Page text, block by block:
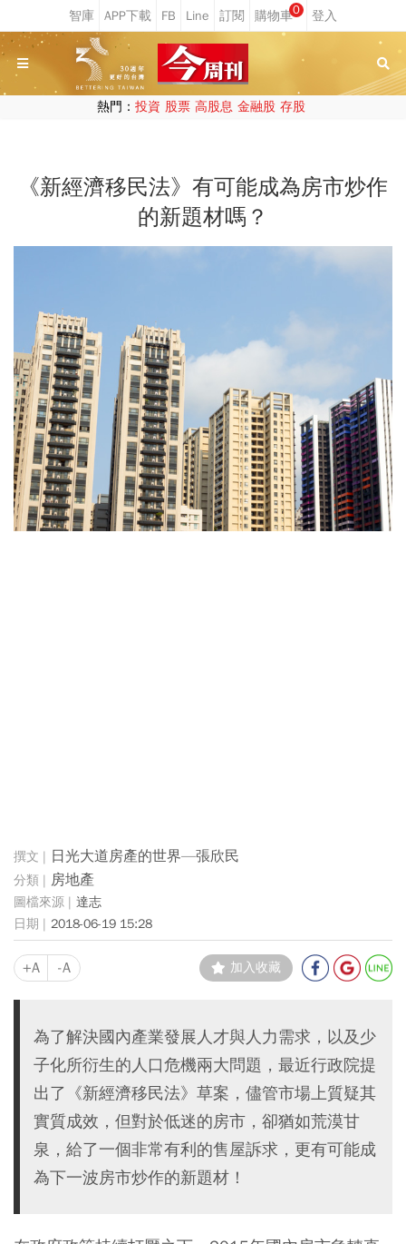
0
熱門： 投資 股票 高股息 金融股 存股
《新經濟移民法》有可能成為房市炒作
的新題材嗎？
日光大道房產的世界—張欣民
房地產
達志
2018-06-19 15:28
+A -A 加入收藏
為了解決國內產業發展人才與人力需求，以及少
子化所衍生的人口危機兩大問題，最近行政院提
出了《新經濟移民法》草案，儘管市場上質疑其
實質成效，但對於低迷的房市，卻猶如荒漠甘
泉，給了一個非常有利的售屋訴求，更有可能成
為下一波房市炒作的新題材！